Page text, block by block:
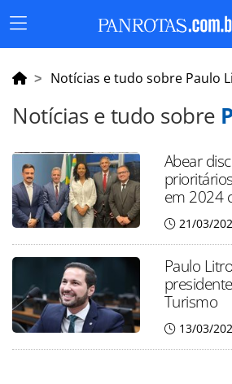
Menu
Principal
Notícias e tudo sobre Paulo
Notícias e tudo sobre
Abear
em 2024
21/03/
Paulo
Turismo
13/03/